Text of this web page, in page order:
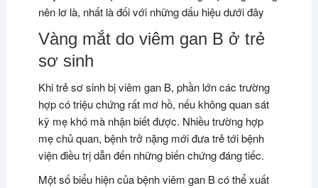
nên lơ là, nhất là đối với những dấu hiệu dưới đây
Vàng mắt do viêm gan B ở trẻ
sơ sinh
Khi trẻ sơ sinh bị viêm gan B, phần lớn các trường
hợp có triệu chứng rất mơ hồ, nếu không quan sát
kỹ mẹ khó mà nhận biết được. Nhiều trường hợp
mẹ chủ quan, bệnh trở nặng mới đưa trẻ tới bệnh
viện điều trị dẫn đến những biến chứng đáng tiếc.
Một số biểu hiện của bệnh viêm gan B có thể xuất